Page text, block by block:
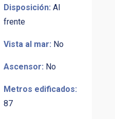
Disposición: Al
frente
Vista al mar: No
Ascensor: No
Metros edificados:
87